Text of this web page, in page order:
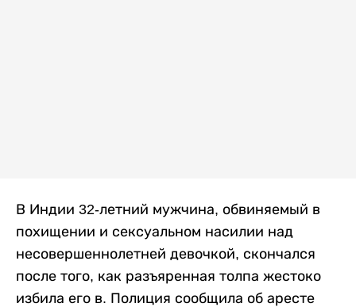
В Индии 32-летний мужчина, обвиняемый в
похищении и сексуальном насилии над
несовершеннолетней девочкой, скончался
после того, как разъяренная толпа жестоко
избила его в. Полиция сообщила об аресте